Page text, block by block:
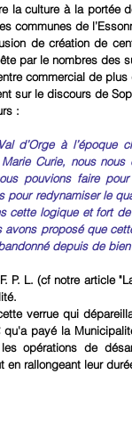
la culture à la portée
communes de
de création de
par le nombres des
commercial de
sur le discours de
:
d’Orge à
Curie, nous
pouvions faire
pour redynamiser le
cette logique et fort
proposé que
depuis de
P. L. (cf notre article
verrue qui
payé la
opérations de
rallongeant leur